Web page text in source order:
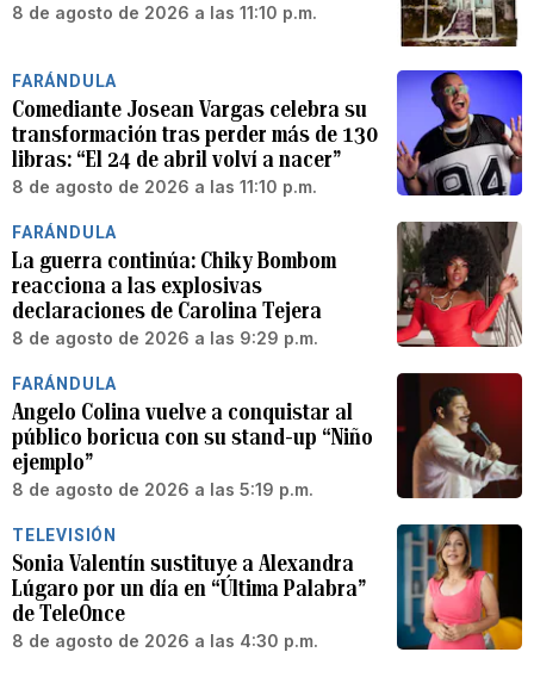
8 de agosto de 2026 a las 11:10 p.m.
FARÁNDULA
Comediante Josean Vargas celebra su
transformación tras perder más de 130
libras: “El 24 de abril volví a nacer”
8 de agosto de 2026 a las 11:10 p.m.
FARÁNDULA
La guerra continúa: Chiky Bombom
reacciona a las explosivas
declaraciones de Carolina Tejera
8 de agosto de 2026 a las 9:29 p.m.
FARÁNDULA
Angelo Colina vuelve a conquistar al
público boricua con su stand-up “Niño
ejemplo”
8 de agosto de 2026 a las 5:19 p.m.
TELEVISIÓN
Sonia Valentín sustituye a Alexandra
Lúgaro por un día en “Última Palabra”
de TeleOnce
8 de agosto de 2026 a las 4:30 p.m.